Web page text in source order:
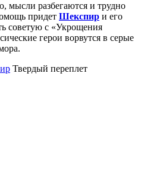
мысли разбегаются и трудно
придет Шекспир и его
советую с «Укрощения
герои ворвутся в серые
Твердый переплет